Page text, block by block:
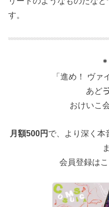
す。
「進め！ ヴァ
あど
おけいこ
月額500円 で、より深く本
会員登録は